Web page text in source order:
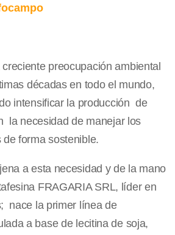
preocupación ambiental
décadas en todo el mundo,
intensificar la producción de
la necesidad de manejar los
forma sostenible.
a esta necesidad y de la mano
FRAGARIA SRL, líder en
nace la primer línea de
a base de lecitina de soja,